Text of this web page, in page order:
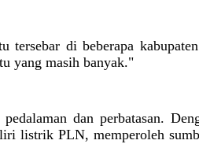
di beberapa
yang masih banyak."
dan perbatasan.
listrik PLN, memperoleh